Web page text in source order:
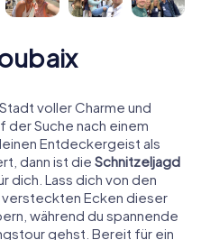
voller Charme und
der Suche nach einem
Entdeckergeist als
dann ist die Schnitzeljagd
dich. Lass dich von den
versteckten Ecken dieser
während du spannende
gehst. Bereit für ein